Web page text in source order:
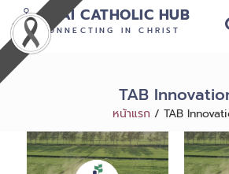
THAI CATHOLIC HUB
CONNECTING IN CHRIST
TAB
หน้าแรก / TAB